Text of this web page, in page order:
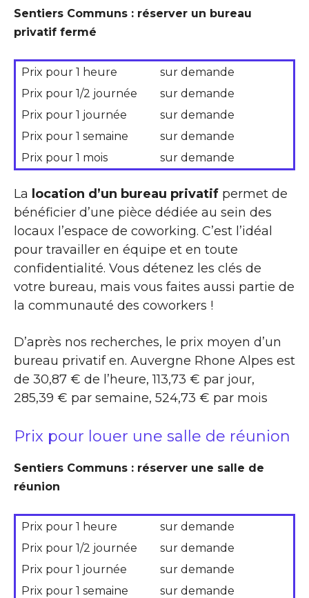
Sentiers Communs : réserver un bureau
privatif fermé
Prix pour 1 heure
sur demande
Prix pour 1/2 journée
sur demande
Prix pour 1 journée
sur demande
Prix pour 1 semaine
sur demande
Prix pour 1 mois
sur demande
La location d’un bureau privatif permet de
bénéficier d’une pièce dédiée au sein des
locaux l’espace de coworking. C’est l’idéal
pour travailler en équipe et en toute
confidentialité. Vous détenez les clés de
votre bureau, mais vous faites aussi partie de
la communauté des coworkers !
D’après nos recherches, le prix moyen d’un
bureau privatif en. Auvergne Rhone Alpes est
de 30,87 € de l’heure, 113,73 € par jour,
285,39 € par semaine, 524,73 € par mois
Prix pour louer une salle de réunion
Sentiers Communs : réserver une salle de
réunion
Prix pour 1 heure
sur demande
Prix pour 1/2 journée
sur demande
Prix pour 1 journée
sur demande
Prix pour 1 semaine
sur demande